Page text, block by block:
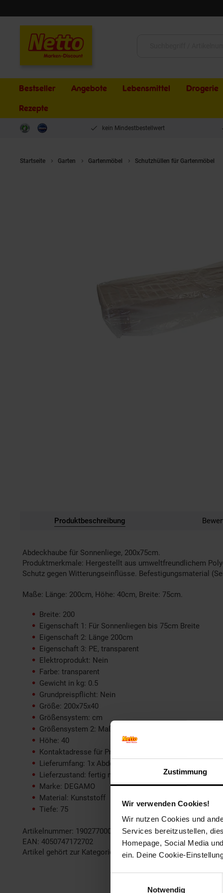
Zustimmung
Wir verwenden Cookies!
Wir nutzen Cookies und
Services bereitzustellen,
Homepage, Social Media
ein. Deine Cookie-
Notwendig
Bestseller Angebote Lebensmittel Drogerie
Rezepte
kein Mindestbestellwert
Startseite Garten Gartenmöbel Schutzhüllen für Gartenmöbel
Produktbeschreibung
Abdeckhaube für Sonnenliege, 200x75cm.
Produktmerkmale: Hergestellt aus umweltfreundlichem
Schutz gegen Witterungseinflüsse. Befestigungsmaterial
Maße: Länge: 200cm, Höhe: 40cm, Breite: 75cm.
Breite: 200
Eigenschaft 1: Für Sonnenliegen bis 75cm Breite
Eigenschaft 2: Länge 200cm
Eigenschaft 3: PE, transparent
Elektroprodukt: Nein
Farbe: transparent
Gewicht in kg: 0.5
Grundpreispflicht: Nein
Größe: 200x75x40
Größensystem: cm
Größensystem 2: Maße in cm
Höhe: 40
Kontaktadresse für Produktsicherheit: Stremmel
Lieferumfang: 1x Abdeckhaube
Lieferzustand: fertig montiert
Marke: DEGAMO
Material: Kunststoff
Tiefe: 75
Artikelnummer: 1902770000
EAN: 4050747172702
Artikel gehört zur Kategorie:
Schutzhüllen für Gartenmöbel